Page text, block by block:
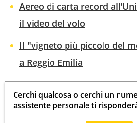
Aereo di carta record
il video del volo
Il "vigneto più piccolo del
a Reggio Emilia
Cerchi qualcosa o cerchi un
assistente personale ti